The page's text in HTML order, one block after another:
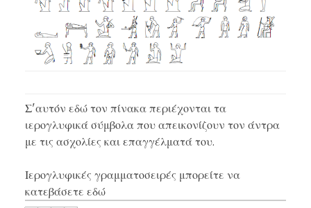
Σ'αυτόν εδώ τον πίνακα περιέχονται τα
ιερογλυφικά σύμβολα που απεικονίζουν τον άντρα
με τις ασχολίες και επαγγέλματά του.
Ιερογλυφικές γραμματοσειρές μπορείτε να
κατεβάσετε εδώ